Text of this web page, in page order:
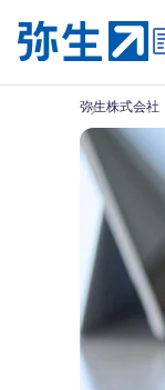
弥生株式会社